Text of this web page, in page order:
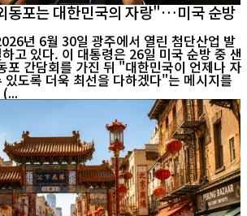
동포는 대한민국의 자랑"…미국 순방
고 있다. 이 대통령은 26일 미국 순방 중 샌
포 간담회를 가진 뒤 "대한민국이 언제나 자
있도록 더욱 최선을 다하겠다"는 메시지를